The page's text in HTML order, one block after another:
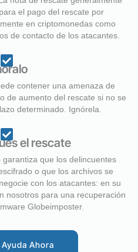
el pago del rescate por
en criptomonedas como
de contacto de los atacantes.
contener una amenaza de
de aumento del rescate si no se
determinado. Ignórela.
el rescate
que los delincuentes
o que los archivos se
con los atacantes: en su
nosotros para una recuperación
Globeimposter.
Ahora